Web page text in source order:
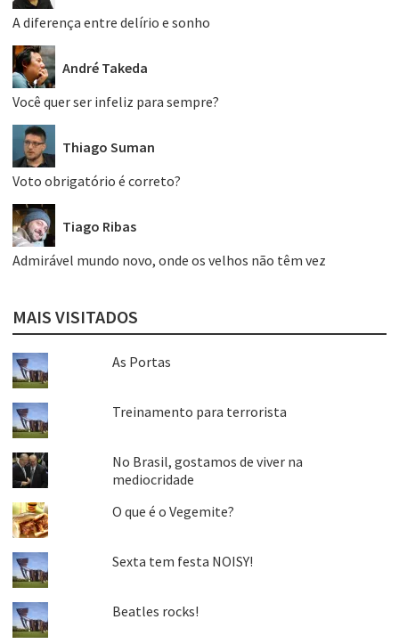
A diferença entre delírio e sonho
André Takeda
Você quer ser infeliz para sempre?
Thiago Suman
Voto obrigatório é correto?
Tiago Ribas
Admirável mundo novo, onde os velhos não têm vez
MAIS VISITADOS
As Portas
Treinamento para terrorista
No Brasil, gostamos de viver na
mediocridade
O que é o Vegemite?
Sexta tem festa NOISY!
Beatles rocks!